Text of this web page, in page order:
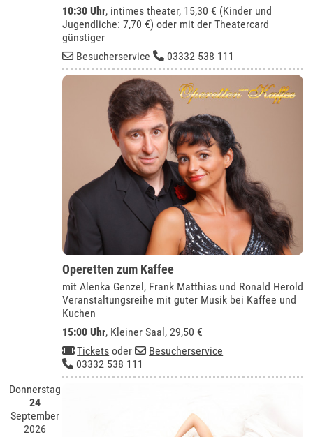
10:30 Uhr, intimes theater, 15,30 € (Kinder und
Jugendliche: 7,70 €) oder mit derTheatercard
günstiger
Besucherservice
03332 538 111
Operetten zum Kaffee
mit Alenka Genzel, Frank Matthias und Ronald Herold
Veranstaltungsreihe mit guter Musik bei Kaffee und
Kuchen
15:00 Uhr, Kleiner Saal, 29,50 €
Tickets oder
Besucherservice
03332 538 111
Donnerstag
24
September
2026